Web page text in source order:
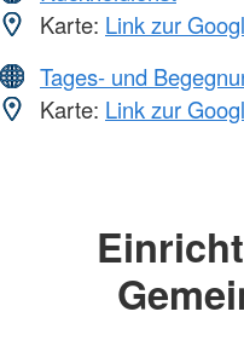
Karte: Link zur
Tages- und
Karte: Link zur